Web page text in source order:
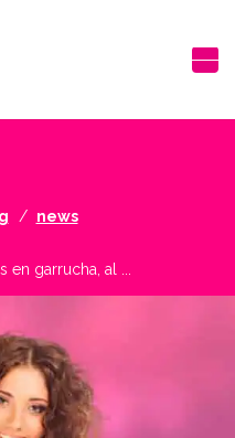
news
en garrucha, al ...